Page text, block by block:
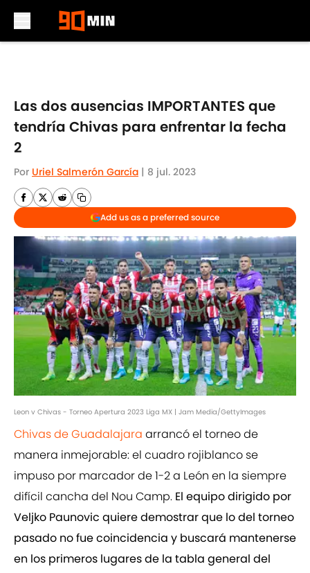
Las dos ausencias IMPORTANTES que
tendría Chivas para enfrentar la fecha
2
Por Uriel Salmerón García | 8 jul. 2023
Add us as a preferred source
Leon v Chivas - Torneo Apertura 2023 Liga MX | Jam Media/GettyImages
Chivas de Guadalajara arrancó el torneo de
manera inmejorable: el cuadro rojiblanco se
impuso por marcador de 1-2 a León en la siempre
difícil cancha del Nou Camp. El equipo dirigido por
Veljko Paunovic quiere demostrar que lo del torneo
pasado no fue coincidencia y buscará mantenerse
en los primeros lugares de la tabla general del